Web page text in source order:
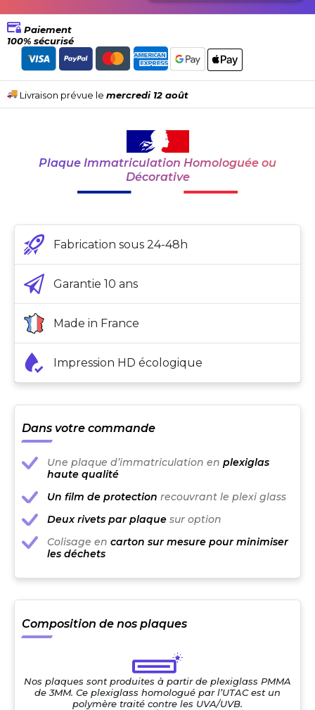
Paiement
100% sécurisé
Livraison prévue le mercredi 12 août
Plaque Immatriculation Homologuée ou
Décorative
Fabrication sous 24-48h
Garantie 10 ans
Made in France
Impression HD écologique
Dans votre commande
Une plaque d’immatriculation en plexiglas
haute qualité
Un film de protection recouvrant le plexi glass
Deux rivets par plaque sur option
Colisage en carton sur mesure pour minimiser
les déchets
Composition de nos plaques
Nos plaques sont produites à partir de plexiglass PMMA
de 3MM. Ce plexiglass homologué par l’UTAC est un
polymère traité contre les UVA/UVB.